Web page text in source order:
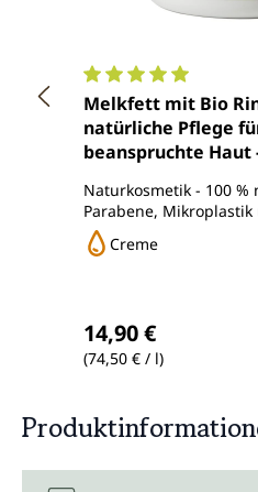
Durchschnittliche
Melkfett mit Bio
natürliche Pflege
beanspruchte Haut
Naturkosmetik - 100
Parabene,
Creme
14,90 €
(74,50 € / l)